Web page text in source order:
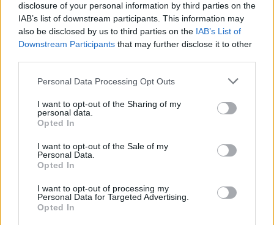
disclosure of your personal information by third parties on the
IAB’s list of downstream participants. This information may
also be disclosed by us to third parties on the IAB’s List of
Downstream Participants that may further disclose it to other
Personal Data Processing Opt Outs
I want to opt-out of the Sharing of my
personal data.
Opted In
I want to opt-out of the Sale of my
Personal Data.
Opted In
I want to opt-out of processing my
Personal Data for Targeted Advertising.
Opted In
γέμιση μπορεί να είναι τόσο απλή όσο
θρυμματισμένο ντόπιο τυρί (όπως
μανούρα) ανακατεμένο με φρεσκοτριμμένο
πιπέρι. Άλλες παραλλαγές της γέμισης
τυριού περιλαμβάνουν ένα μείγμα από
ντόπιο τυρί μυζήθρα, αυγά, δυόσμο και
αλάτι ή έναν συνδυασμό από ψιλοκομμένα
Υπάρχει επίσης μια γλυκιά εκδοχή της
τυρί μυζήθρα, ζάχαρη, αυγά και κανέλα»
αναφέρει το Taste Atlas.